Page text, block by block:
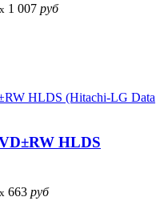
x 1 007 руб
HLDS
x 663 руб